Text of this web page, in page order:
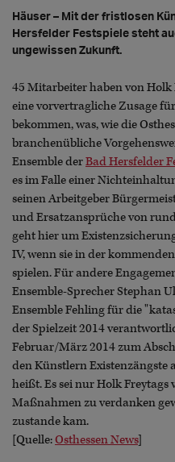
Häuser – Mit der fristlosen
Hersfelder Festspiele steht
ungewissen Zukunft.
45 Mitarbeiter haben von Holk
eine vorvertragliche Zusage
bekommen, was, wie die
branchenübliche
Ensemble derBad Hersfelder
es im Falle einer
seinen Arbeitgeber
und Ersatzansprüche von
geht hier um
IV, wenn sie in der
spielen. Für andere
Ensemble-Sprecher Stephan
Ensemble Fehling für die
der Spielzeit 2014
Februar/März 2014 zum
den Künstlern Existenzängste
heißt. Es sei nur Holk
Maßnahmen zu verdanken
zustande kam.
[Quelle:Osthessen News]